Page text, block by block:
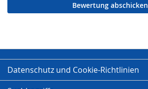
Bewertung abschicken
Datenschutz und Cookie-Richtlinien